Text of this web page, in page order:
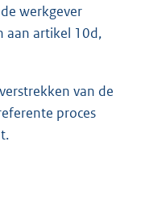
werkgever
aan artikel 10d,
van de
proces